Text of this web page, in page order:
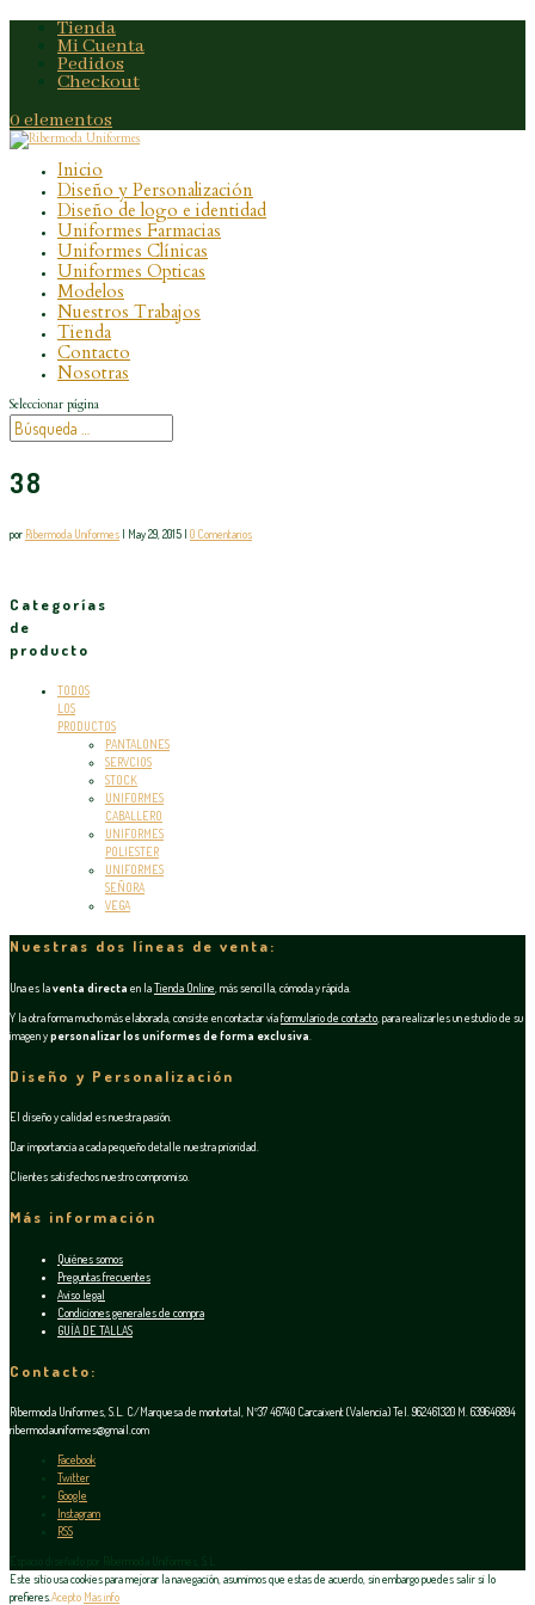
Tienda
Mi Cuenta
Pedidos
Checkout
0 elementos
Inicio
Diseño y Personalización
Diseño de logo e identidad
Uniformes Farmacias
Uniformes Clínicas
Uniformes Opticas
Modelos
Nuestros Trabajos
Tienda
Contacto
Nosotras
Seleccionar página
38
por Ribermoda Uniformes | May 29, 2015 | 0 Comentarios
Categorías
de
producto
TODOS
LOS
PRODUCTOS
PANTALONES
SERVCIOS
STOCK
UNIFORMES
CABALLERO
UNIFORMES
POLIESTER
UNIFORMES
SEÑORA
VEGA
Nuestras dos líneas de venta:
Una es laventa directa en laTienda Online , más sencilla, cómoda y rápida.
Y la otra forma mucho más elaborada, consiste en contactar víaformulario de contacto , para realizarles un estudio de su
imagen ypersonalizar los uniformes de forma exclusiva
Diseño y Personalización
El diseño y calidad es nuestra pasión.
Dar importancia a cada pequeño detalle nuestra prioridad.
Clientes satisfechos nuestro compromiso.
Más información
Quiénes somos
Preguntas frecuentes
Aviso legal
Condiciones generales de compra
GUÍA DE TALLAS
Contacto:
Ribermoda Uniformes, S.L. C/Marquesa de montortal, Nº37 46740 Carcaixent (Valencia) Tel. 962461320 M. 639646894
ribermodauniformes@gmail.com
Facebook
Twitter
Google
Instagram
RSS
Este sitio usa cookies para mejorar la navegación, asumimos que estas de acuerdo, sin embargo puedes salir si lo
prefieres.Acepto Mas info